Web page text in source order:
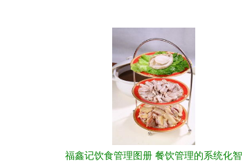
福鑫记饮食管理图册 餐饮管理的系统化智